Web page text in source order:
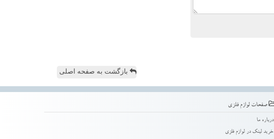
بازگشت به صفحه اصلی
صفحات لوازم فلزی
درباره ما
خرید لینک در لوازم فلزی